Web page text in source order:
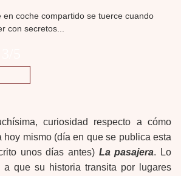
en coche compartido se tuerce cuando
con secretos...
curiosidad respecto a cómo
hoy mismo (día en que se publica esta
unos días antes) La pasajera. Lo
a que su historia transita por lugares